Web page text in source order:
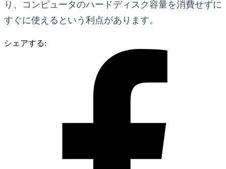
り、コンピュータのハードディスク容量を消費せずに
すぐに使えるという利点があります。
シェアする: